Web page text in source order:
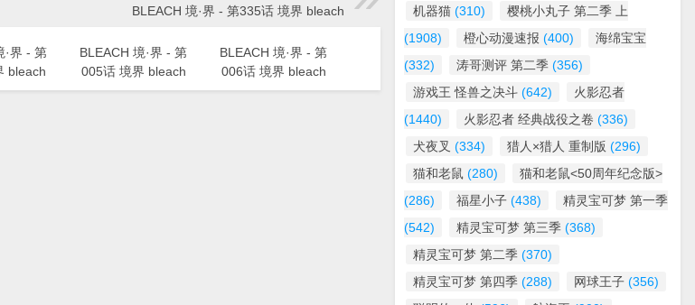
BLEACH 境·界 - 第335话 境界 bleach
·界 - 第
bleach
BLEACH 境·界 - 第
005话 境界 bleach
BLEACH 境·界 - 第
006话 境界 bleach
机器猫 (310)
樱桃小丸子 第二季 上
(1908)
橙心动漫速报 (400)
海绵宝宝
(332)
涛哥测评 第二季 (356)
游戏王 怪兽之决斗 (642)
火影忍者
(1440)
火影忍者 经典战役之卷 (336)
犬夜叉 (334) 猎人×猎人 重制版 (296)
猫和老鼠 (280)
猫和老鼠<50周年纪念版>
(286)
福星小子 (438)
精灵宝可梦 第一季
(542)
精灵宝可梦 第三季 (368)
精灵宝可梦 第二季 (370)
精灵宝可梦 第四季 (288) 网球王子 (356)